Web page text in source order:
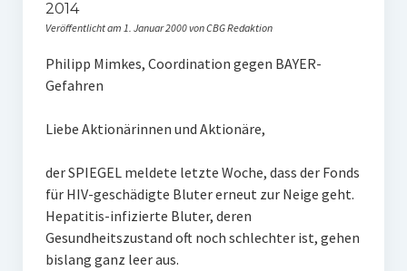
Störfälle
Jahrestagung
2014
Veröffentlicht am 1. Januar 2000 von CBG Redaktion
Philipp Mimkes, Coordination gegen BAYER-
Gefahren
Liebe Aktionärinnen und Aktionäre,
der SPIEGEL meldete letzte Woche, dass der Fonds
für HIV-geschädigte Bluter erneut zur Neige geht.
Hepatitis-infizierte Bluter, deren
Gesundheitszustand oft noch schlechter ist, gehen
bislang ganz leer aus.